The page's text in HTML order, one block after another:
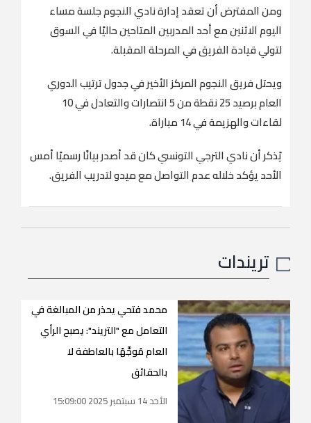
ومن المفترض أن تعقد إدارة نادي النجوم جلسة مساء
اليوم الاثنين مع أحد المدربين المتاحين حاليًا في السوق
لتولي قيادة الفريق في المرحلة المقبلة.
ويحتل فريق النجوم المركز الأخير في جدول ترتيب الدوري
العام برصيد 25 نقطة من 5 انتصارات والتعادل في 10
لقاءات والهزيمة في 14 مباراة.
يُذكر أن نادي الترجي التونسي كان قد أصدر بيانًا رسميًا أمس
الأحد يؤكد خلاله عدم التواصل مع ميدو لتدريب الفريق.
تريندات
محمد فتحي يحذر من المبالغة في
التعامل مع "التريند": يصبح الرأي
العام مُوجَّهًا بالعاطفة لا
بالحقائق
الأحد 14 سبتمبر 2025 15:09:00